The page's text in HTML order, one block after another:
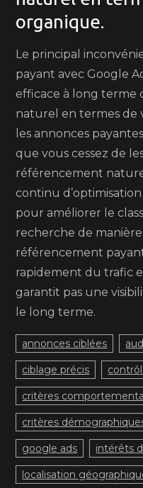
organique.
Le principal
payant avec Google
efficace à long
naturel en termes de
les annonces
que vous cessez de
référencement
continu
pour améliorer le
recherche de
référencement
rapidement du trafic
garantit pas une
le long terme.
annonces ciblées
ciblage précis
critères
critères
google ads intérêts
localisation